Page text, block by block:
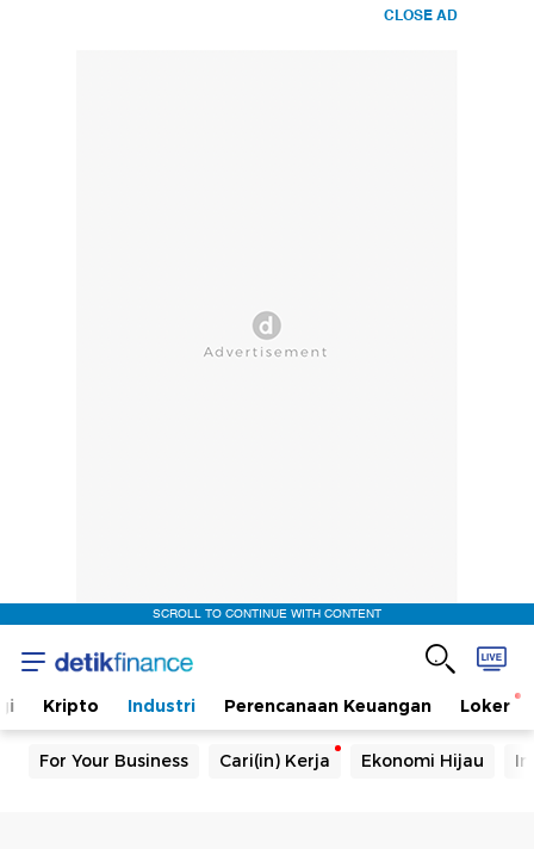
CLOSE AD
SCROLL TO CONTINUE WITH CONTENT
Kripto Industri Perencanaan Keuangan Loker
For Your Business Cari(in) Kerja Ekonomi Hijau